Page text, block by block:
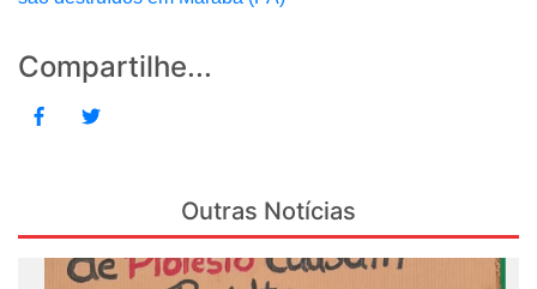
Compartilhe...
Outras Notícias